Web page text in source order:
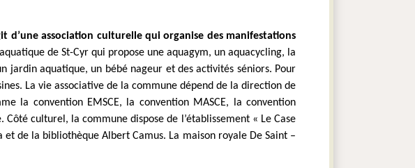
d’une association culturelle qui organise des manifestations
de St-Cyr qui propose une aquagym, un aquacycling, la
jardin aquatique, un bébé nageur et des activités séniors. Pour
La vie associative de la commune dépend de la direction de
la convention EMSCE, la convention MASCE, la convention
culturel, la commune dispose de l’établissement « Le Case
et de la bibliothèque Albert Camus. La maison royale De Saint –